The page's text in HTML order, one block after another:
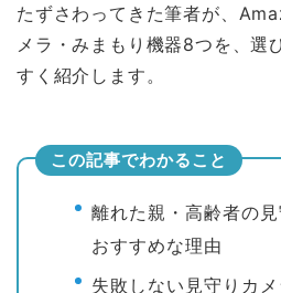
たずさわってきた筆者が、
メラ・みまもり機器8つを、選
すく紹介します。
この記事でわかること
離れた親・高齢者の
おすすめな理由
失敗しない見守りカ